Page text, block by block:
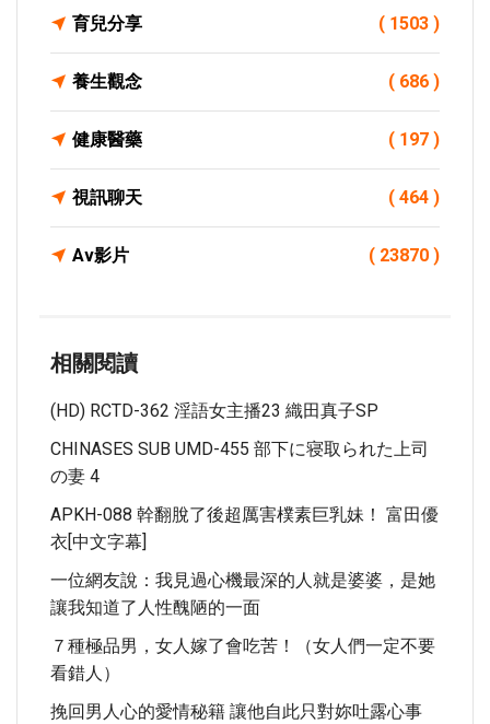
育兒分享 ( 1503 )
養生觀念 ( 686 )
健康醫藥 ( 197 )
視訊聊天 ( 464 )
Av影片 ( 23870 )
相關閱讀
(HD) RCTD-362 淫語女主播23 織田真子SP
CHINASES SUB UMD-455 部下に寝取られた上司
の妻 4
APKH-088 幹翻脫了後超厲害樸素巨乳妹！ 富田優
衣[中文字幕]
一位網友說：我見過心機最深的人就是婆婆，是她
讓我知道了人性醜陋的一面
７種極品男，女人嫁了會吃苦！（女人們一定不要
看錯人）
挽回男人心的愛情秘籍 讓他自此只對妳吐露心事